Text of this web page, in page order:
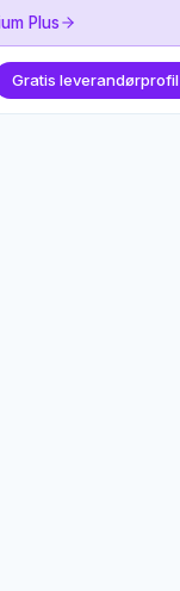
Plus
Gratis leverandørprofil